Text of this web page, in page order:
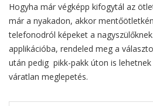
Hogyha már végképp kifogytál az
már a nyakadon, akkor
telefonodról képeket a
applikációba, rendeled meg a
után pedig pikk-pakk úton is
váratlan meglepetés.